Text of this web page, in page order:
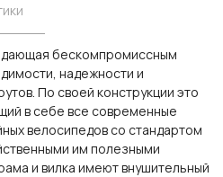
бескомпромиссным
надежности и
По своей конструкции это
в себе все современные
велосипедов со стандартом
им полезными
и вилка имеют внушительный